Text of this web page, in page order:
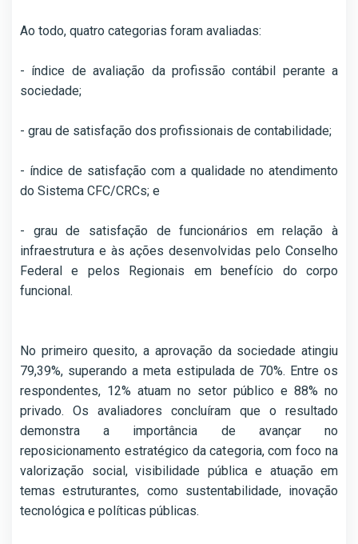
Ao todo, quatro categorias foram avaliadas:
- índice de avaliação da profissão contábil perante a
sociedade;
- grau de satisfação dos profissionais de contabilidade;
- índice de satisfação com a qualidade no atendimento
do Sistema CFC/CRCs; e
- grau de satisfação de funcionários em relação à
infraestrutura e às ações desenvolvidas pelo Conselho
Federal e pelos Regionais em benefício do corpo
funcional.
No primeiro quesito, a aprovação da sociedade atingiu
79,39%, superando a meta estipulada de 70%. Entre os
respondentes, 12% atuam no setor público e 88% no
privado. Os avaliadores concluíram que o resultado
demonstra a importância de avançar no
reposicionamento estratégico da categoria, com foco na
valorização social, visibilidade pública e atuação em
temas estruturantes, como sustentabilidade, inovação
tecnológica e políticas públicas.